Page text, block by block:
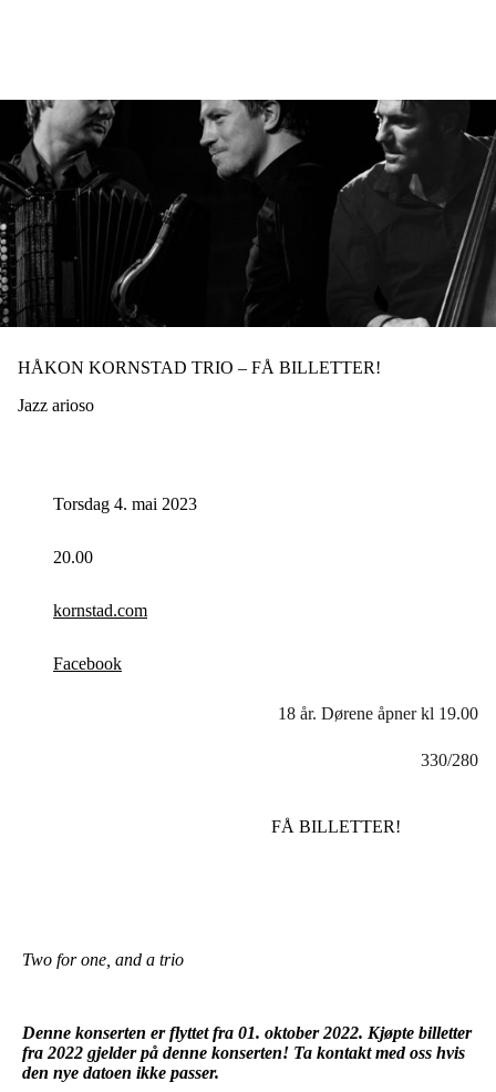
HÅKON KORNSTAD TRIO – FÅ BILLETTER!
Jazz arioso
Torsdag 4. mai 2023
20.00
kornstad.com
Facebook
18 år. Dørene åpner kl 19.00
330/280
FÅ BILLETTER!
Two for one, and a trio
Denne konserten er flyttet fra 01. oktober 2022. Kjøpte billetter
fra 2022 gjelder på denne konserten! Ta kontakt med oss hvis
den nye datoen ikke passer.